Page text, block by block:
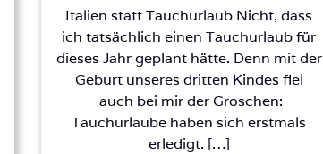
Italien statt Tauchurlaub Nicht, dass
ich tatsächlich einen Tauchurlaub für
dieses Jahr geplant hätte. Denn mit der
Geburt unseres dritten Kindes fiel
auch bei mir der Groschen:
Tauchurlaube haben sich erstmals
erledigt. […]